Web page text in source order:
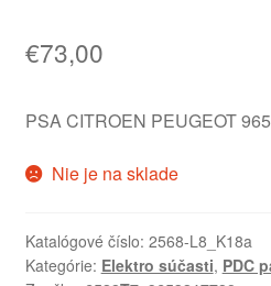
€73,00
PSA CITROEN PEUGEOT
Nie je na sklade
Katalógové číslo: 2568-L8_K18a
Kategórie: Elektro súčasti, PDC